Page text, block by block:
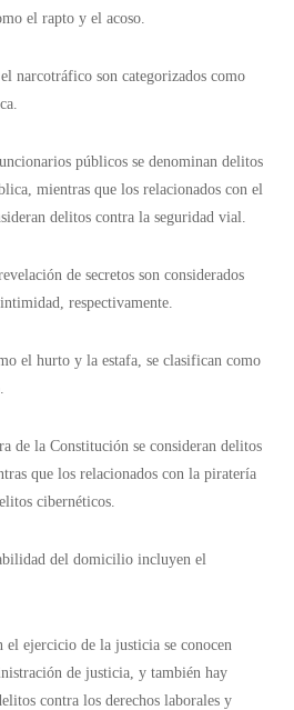
el rapto y el acoso.
narcotráfico son categorizados como
públicos se denominan delitos
mientras que los relacionados con el
delitos contra la seguridad vial.
de secretos son considerados
respectivamente.
el hurto y la estafa, se clasifican como
de la Constitución se consideran delitos
que los relacionados con la piratería
cibernéticos.
del domicilio incluyen el
el ejercicio de la justicia se conocen
de justicia, y también hay
contra los derechos laborales y